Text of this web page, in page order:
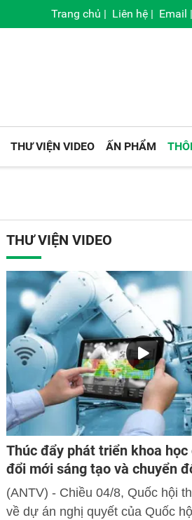
Trang chủ | Liên hệ | Email |
THƯ VIỆN VIDEO ẤN PHẨM
THƯ VIỆN VIDEO
Thúc đẩy phát triển khoa học
đổi mới sáng tạo và chuyển
(ANTV) - Chiều 04/8, Quốc hội
về dự án nghị quyết của Quốc